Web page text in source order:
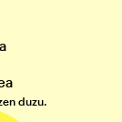
duzu.